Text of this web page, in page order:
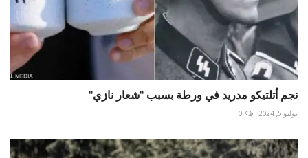
نجم أتلتيكو مدريد في ورطة بسبب "شعار نازي"
يوليو 5, 2024 0